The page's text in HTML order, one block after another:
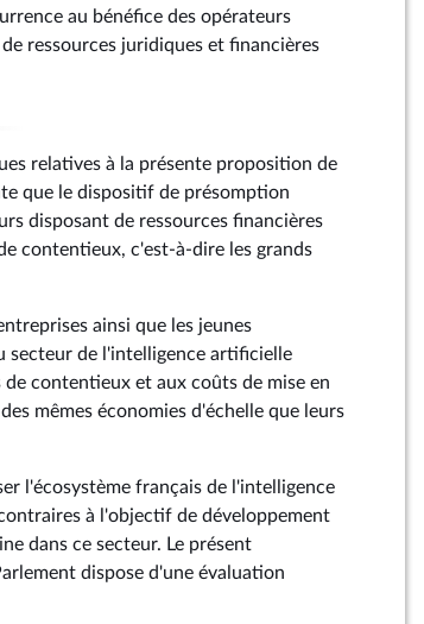
au bénéfice des opérateurs
ressources juridiques et financières
relatives à la présente proposition de
que le dispositif de présomption
disposant de ressources financières
contentieux, c'est-à-dire les grands
ainsi que les jeunes
secteur de l'intelligence artificielle
contentieux et aux coûts de mise en
mêmes économies d'échelle que leurs
l'écosystème français de l'intelligence
à l'objectif de développement
dans ce secteur. Le présent
dispose d'une évaluation